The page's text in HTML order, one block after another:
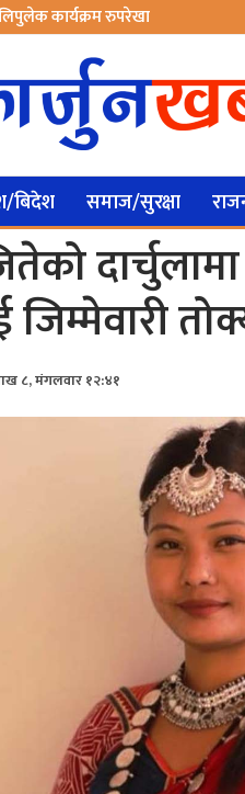
कार्यक्रम रुपरेखा
बिदेश समाज/सुरक्षा
८, मंगलवार १२:४१